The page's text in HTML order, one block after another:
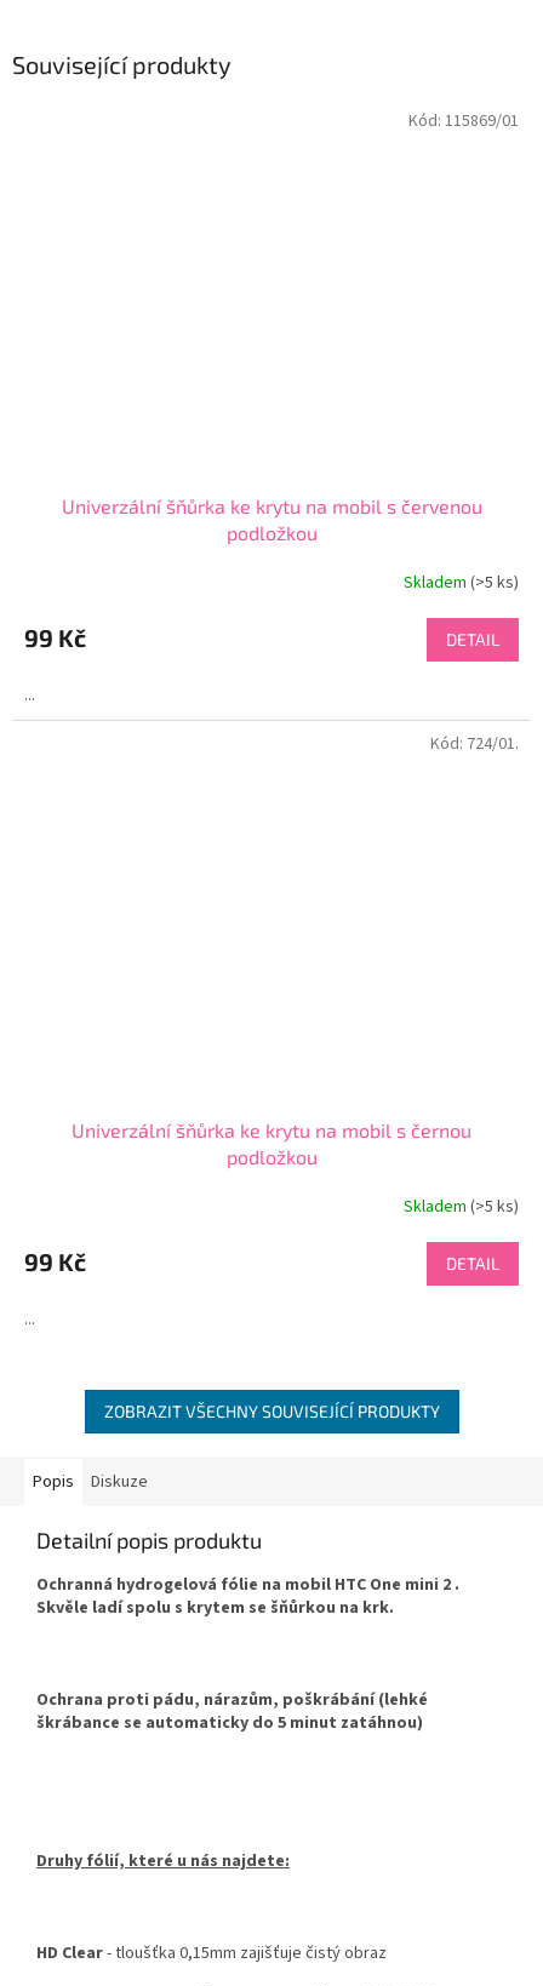
Související produkty
Univerzální šňůrka ke krytu na mobil s červenou
podložkou
produktu
je
z
5
Skladem(>5 ks)
99 Kč DETAIL
...
Kód: 115869/01
Univerzální šňůrka ke krytu na mobil s černou
podložkou
Skladem (>5 ks)
99 Kč DETAIL
...
Kód: 724/01.
ZOBRAZIT VŠECHNY SOUVISEJÍCÍ PRODUKTY
Popis Diskuze
Detailní popis produktu
Ochranná hydrogelová fólie na mobil HTC One mini 2 .
Skvěle ladí spolu s krytem se šňůrkou na krk.
Ochrana proti pádu, nárazům, poškrábání (lehké
škrábance se automaticky do 5 minut zatáhnou)
Druhy fólií, které u nás najdete:
HD Clear- tloušťka 0,15mm zajišťuje čistý obraz